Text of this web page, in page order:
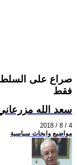
صراع على
فقط
سعد الله
2018 / 8 / 4
مواضيع وابحاث سياسية